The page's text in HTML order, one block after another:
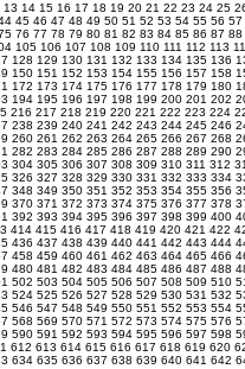
13 14 15 16 17 18 19 20 21 22 23 24 25
45 46 47 48 49 50 51 52 53 54 55 56 57
76 77 78 79 80 81 82 83 84 85 86 87 88
105 106 107 108 109 110 111 112 113
128 129 130 131 132 133 134 135 136
150 151 152 153 154 155 156 157 158
172 173 174 175 176 177 178 179 180
194 195 196 197 198 199 200 201 202
216 217 218 219 220 221 222 223 224
238 239 240 241 242 243 244 245 246
260 261 262 263 264 265 266 267 268
282 283 284 285 286 287 288 289 290
304 305 306 307 308 309 310 311 312
326 327 328 329 330 331 332 333 334
348 349 350 351 352 353 354 355 356
370 371 372 373 374 375 376 377 378
392 393 394 395 396 397 398 399 400
414 415 416 417 418 419 420 421 422
436 437 438 439 440 441 442 443 444
458 459 460 461 462 463 464 465 466
480 481 482 483 484 485 486 487 488
502 503 504 505 506 507 508 509 510
524 525 526 527 528 529 530 531 532
546 547 548 549 550 551 552 553 554
568 569 570 571 572 573 574 575 576
590 591 592 593 594 595 596 597 598
612 613 614 615 616 617 618 619 620
634 635 636 637 638 639 640 641 642